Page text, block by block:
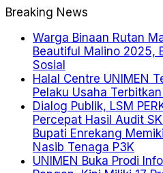
Breaking News
Warga Binaan Rutan
Beautiful Malino 2025,
Sosial
Halal Centre UNIMEN
Pelaku Usaha
Dialog Publik, LSM
Percepat Hasil Audit
Bupati Enrekang
Nasib Tenaga P3K
UNIMEN Buka Prodi